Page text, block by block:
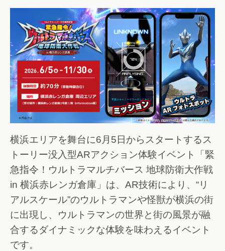
横浜エリアを舞台に6月5日からスタートするス
トーリー没入型ARアクション体験イベント「緊
急指令！ウルトラマルチバース 地球防衛大作戦
in 横浜赤レンガ倉庫」は、AR技術により、“リ
アルスケール”のウルトラマンや怪獣が横浜の街
に出現し、ウルトラマンの世界と街の風景が融
合するダイナミックな体験を味わえるイベント
です。